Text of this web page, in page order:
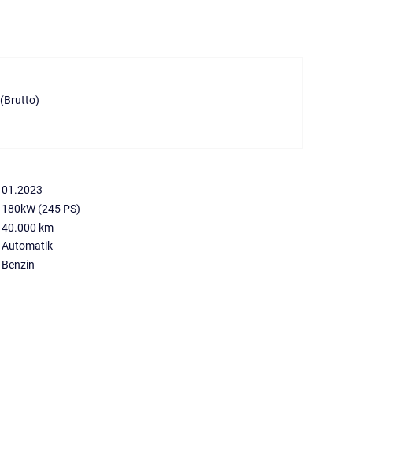
(Brutto)
01.2023
180kW (245 PS)
40.000 km
Automatik
Benzin